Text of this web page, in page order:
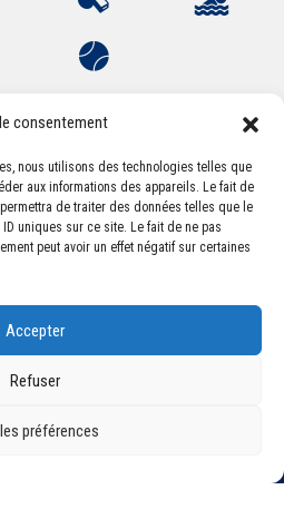
consentement
nous utilisons des technologies telles que
aux informations des appareils. Le fait de
de traiter des données telles que le
uniques sur ce site. Le fait de ne pas
peut avoir un effet négatif sur certaines
Accepter
Refuser
préférences
Montferrandaise
Léon Jouhaux
Clermont-Ferrand Cedex 2
omnisports.com